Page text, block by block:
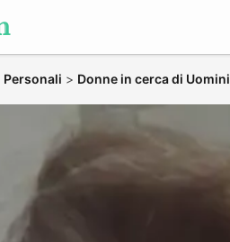
Personali > Donne in cerca di Uomini